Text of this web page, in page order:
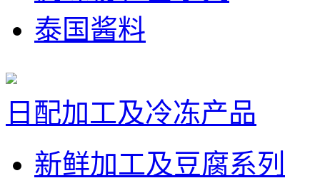
泰国酱料
日配加工及冷冻产品
新鲜加工及豆腐系列